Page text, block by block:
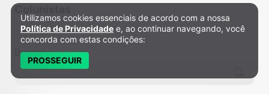
Buscar
Política de Privacidade e Cookies
Utilizamos cookies essenciais de acordo com a nossa
Política de Privacidade e, ao continuar navegando, você
concorda com estas condições:
PROSSEGUIR